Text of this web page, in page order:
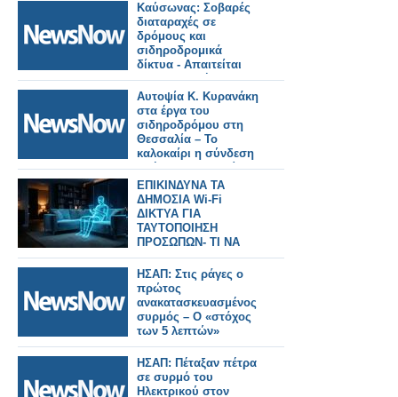
Καύσωνας: Σοβαρές
διαταραχές σε
δρόμους και
σιδηροδρομικά
δίκτυα - Απαιτείται
προσαρμογή στην
κλιματική αλλαγή.
Αυτοψία Κ. Κυρανάκη
στα έργα του
σιδηροδρόμου στη
Θεσσαλία – Το
καλοκαίρι η σύνδεση
Αθήνα Θεσσαλονίκη
με 5 δικλείδες
ασφαλείας.
ΕΠΙΚΙΝΔΥΝΑ ΤΑ
ΔΗΜΟΣΙΑ Wi‑Fi
ΔΙΚΤΥΑ ΓΙΑ
ΤΑΥΤΟΠOΙΗΣΗ
ΠΡΟΣΩΠΩΝ- ΤΙ ΝΑ
ΞΕΡΕΤΕ
ΗΣΑΠ: Στις ράγες ο
πρώτος
ανακατασκευασμένος
συρμός – Ο «στόχος
των 5 λεπτών»
ΗΣΑΠ: Πέταξαν πέτρα
σε συρμό του
Ηλεκτρικού στον